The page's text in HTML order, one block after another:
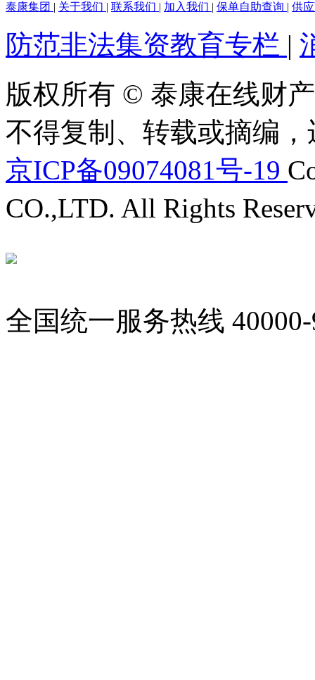
泰康集团 | 关于我们 | 联系我们 | 加入我们 | 保单自助查询 | 供
防范非法集资教育专栏 |
版权所有 © 泰康在线财
不得复制、转载或摘编
京ICP备09074081号-19
CO.,LTD. All Rights
全国统一服务热线